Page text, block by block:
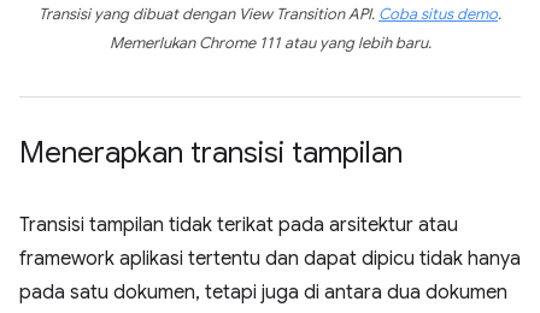
Transisi yang dibuat dengan View Transition API. Coba situs demo.
Memerlukan Chrome 111 atau yang lebih baru.
Menerapkan transisi tampilan
Transisi tampilan tidak terikat pada arsitektur atau
framework aplikasi tertentu dan dapat dipicu tidak hanya
pada satu dokumen, tetapi juga di antara dua dokumen